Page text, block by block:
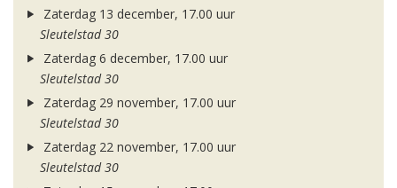
Zaterdag 13 december, 17.00 uur
Sleutelstad 30
Zaterdag 6 december, 17.00 uur
Sleutelstad 30
Zaterdag 29 november, 17.00 uur
Sleutelstad 30
Zaterdag 22 november, 17.00 uur
Sleutelstad 30